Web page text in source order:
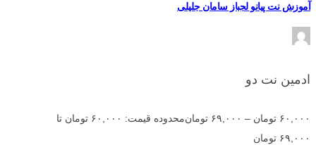
آموزش نت پیانو لجباز سامان جلیلی
ادمین نت دو
۶۰,۰۰۰ تومان – ۶۹,۰۰۰ تومان
محدوده قیمت: ۶۰,۰۰۰ تومان تا
۶۹,۰۰۰ تومان